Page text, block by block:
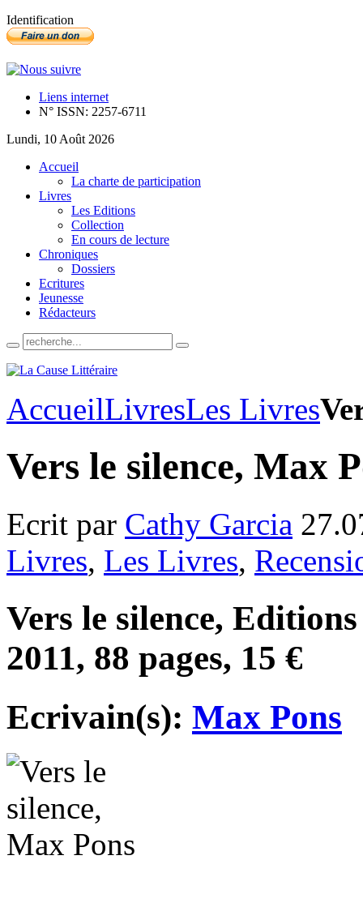
Identification
Liens internet
N° ISSN: 2257-6711
Lundi, 10 Août 2026
Accueil
La charte de participation
Livres
Les Editions
Collection
En cours de lecture
Chroniques
Dossiers
Ecritures
Jeunesse
Rédacteurs
AccueilLivresLes Livres
Vers le silence, Max
Ecrit par Cathy Garcia
Livres, Les Livres,
Vers le silence,
2011, 88 pages, 15 €
Ecrivain(s): Max Pons